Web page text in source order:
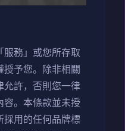
服務」或您所存取
授予您。除非相關
允許，否則您一律
容。本條款並未授
採用的任何品牌標